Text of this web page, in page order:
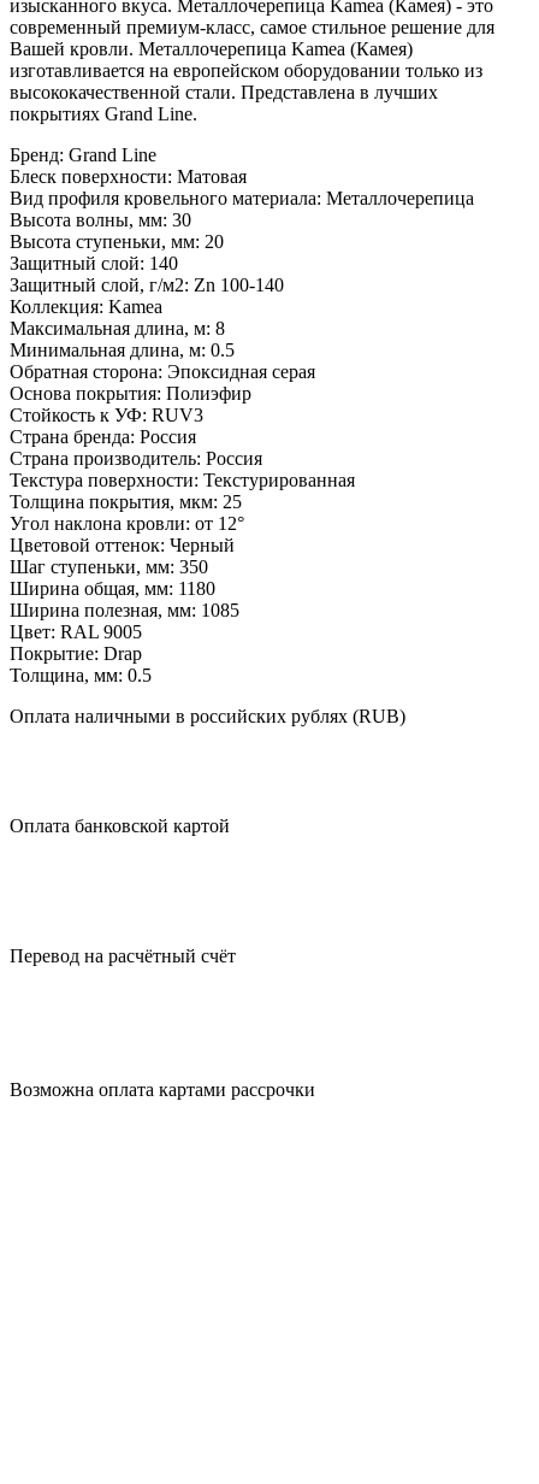
изысканного вкуса. Металлочерепица Kamea (Камея) - это
современный премиум-класс, самое стильное решение для
Вашей кровли. Металлочерепица Kamea (Камея)
изготавливается на европейском оборудовании только из
высококачественной стали. Представлена в лучших
покрытиях Grand Line.
Бренд: Grand Line
Блеск поверхности: Матовая
Вид профиля кровельного материала: Металлочерепица
Высота волны, мм: 30
Высота ступеньки, мм: 20
Защитный слой: 140
Защитный слой, г/м2: Zn 100-140
Коллекция: Kamea
Максимальная длина, м: 8
Минимальная длина, м: 0.5
Обратная сторона: Эпоксидная серая
Основа покрытия: Полиэфир
Стойкость к УФ: RUV3
Страна бренда: Россия
Страна производитель: Россия
Текстура поверхности: Текстурированная
Толщина покрытия, мкм: 25
Угол наклона кровли: от 12°
Цветовой оттенок: Черный
Шаг ступеньки, мм: 350
Ширина общая, мм: 1180
Ширина полезная, мм: 1085
Цвет: RAL 9005
Покрытие: Drap
Толщина, мм: 0.5
Оплата наличными в российских рублях (RUB)
Оплата банковской картой
Перевод на расчётный счёт
Возможна оплата картами рассрочки